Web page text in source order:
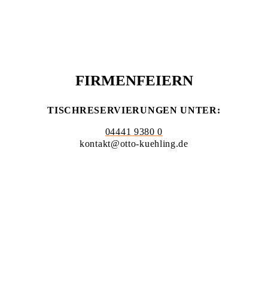
FIRMENFEIERN
TISCHRESERVIERUNGEN UNTER:
04441 9380 0
kontakt@otto-kuehling.de